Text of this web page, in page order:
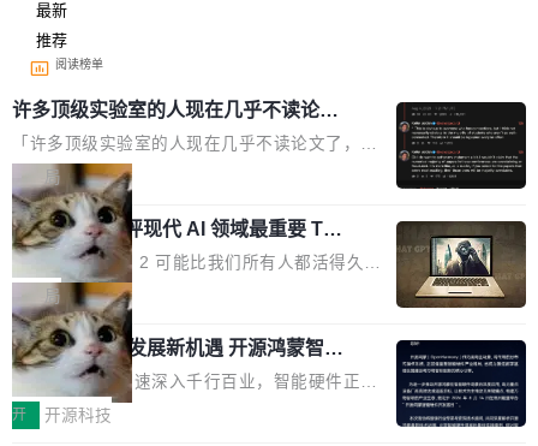
最新
推荐
阅读榜单
许多顶级实验室的人现在几乎不读论文
了
「许多顶级实验室的人现在几乎不读论文了，而
且他们认为 ICLR/ICML/NeurIPS 充斥着大量过
度宣传和欺诈。」 OpenAI 研究员 Keller Jorda
n 这条推文引发了广泛讨论。他不是在说风凉
话，他是说出了一个圈内人尽皆知但很少公开捅
破的事实。 Jordan 随后补充了一句软化声明：
「我不认为这些会议上大部分论文都在过度宣传
或造假。问题是，作为读者，如果你筛选出那些
看起来最令人兴奋的论文，那它们大部分都是过
度宣传的。」 这才是真正的痛点。不是所有论文
都有问题，是最吸引眼球的那批论文最有问题。
局
xAI 前工程师评现代 AI 领域最重要 Top
3 开源项目
Flash Attention 2 可能比我们所有人都活得久。
这句话不是来自某个技术博客，而是出自 Hieu
Pham 的一条推文。Hieu Pham 是谁？他是 xAI
的早期工程师之一，在 Grok 训练基础设施团队
工作过。近日他在 X 上发了一条帖子，列出了他
认为现代 AI 领域最重要的三个开源项目。 第一
个名字毫无悬念：Flash Attention 2。 Hieu 的
局
共商智能硬件发展新机遇 开源鸿蒙智能
硬件开发者日杭州站即将举行
随着万物智联加速深入千行百业，智能硬件正从
单点设备迈向智能化、网联化、协同化发展。作
开 开源科技